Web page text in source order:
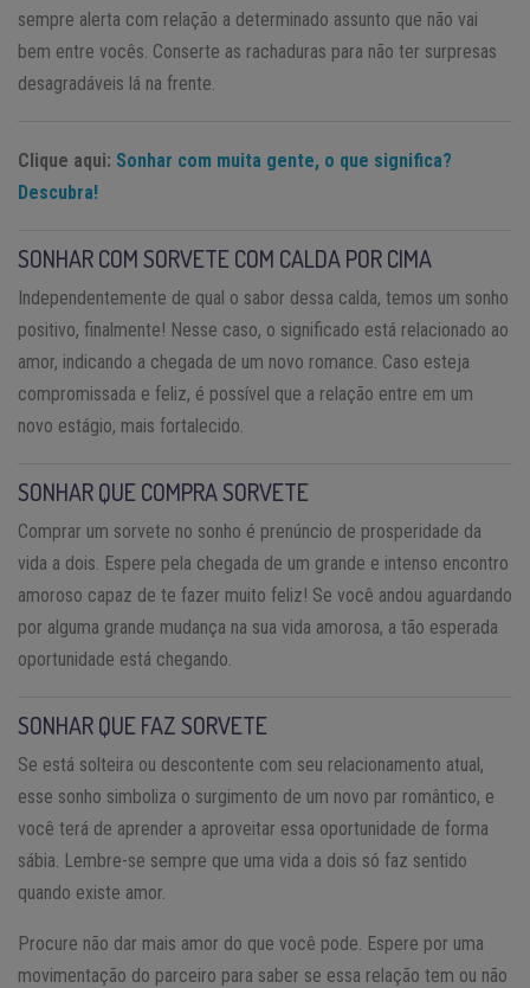
sempre alerta com relação a determinado assunto que não vai
bem entre vocês. Conserte as rachaduras para não ter surpresas
desagradáveis lá na frente.
Clique aqui: Sonhar com muita gente, o que significa?
Descubra!
SONHAR COM SORVETE COM CALDA POR CIMA
Independentemente de qual o sabor dessa calda, temos um sonho
positivo, finalmente! Nesse caso, o significado está relacionado ao
amor, indicando a chegada de um novo romance. Caso esteja
compromissada e feliz, é possível que a relação entre em um
novo estágio, mais fortalecido.
SONHAR QUE COMPRA SORVETE
Comprar um sorvete no sonho é prenúncio de prosperidade da
vida a dois. Espere pela chegada de um grande e intenso encontro
amoroso capaz de te fazer muito feliz! Se você andou aguardando
por alguma grande mudança na sua vida amorosa, a tão esperada
oportunidade está chegando.
SONHAR QUE FAZ SORVETE
Se está solteira ou descontente com seu relacionamento atual,
esse sonho simboliza o surgimento de um novo par romântico, e
você terá de aprender a aproveitar essa oportunidade de forma
sábia. Lembre-se sempre que uma vida a dois só faz sentido
quando existe amor.
Procure não dar mais amor do que você pode. Espere por uma
movimentação do parceiro para saber se essa relação tem ou não